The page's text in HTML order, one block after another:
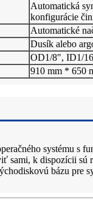
Automatická
konfigurácie
Automatické
Dusík alebo
OD1/8", ID1/
910 mm * 650
systému s
sami, k dispozícii
bázu pre